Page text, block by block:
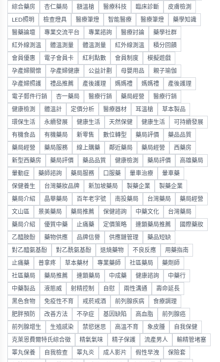
綜合藥房 杏仁藥局 額溫槍 醫療科技 臨床診斷 皮膚檢測
LED照明 檢查燈具 醫療筆燈 智能醫療 醫療筆燈 藥學知識
醫藥論壇 專業交流平台 專業諮詢 醫療討論 藥學社群
紅外線測溫 體溫測量 體溫測量 紅外線測溫 積分回饋
會員優惠 電子會員卡 紅利點數 會員制度 模擬遊戲
孕產婦關懷 孕產婦健康 公益計劃 母嬰用品 親子瑜伽
孕產婦照護 禮品推薦 產後護理 媽媽禮 媽媽禮 產後護理
電子郵件行銷 杏一藥局 醫療行銷 藥局經營 醫療行銷
健康檢測 體溫計 定價分析 醫療器材 耳溫槍 草本製品
環保生活 永續發展 健康生活 天然保健 健康生活 可持續發展
有機食品 有機藥局 新零售 數位轉型 藥局評價 藥品品質
藥局經營 藥局服務 線上購藥 鄰近藥局 藥局經營 西藥房
新型西藥房 藥局評價 藥品品質 健康檢測 藥局評價 高雄藥局
暈動症 藥師諮詢 藥局服務 口服藥 暈車治療 暈車藥
保健養生 台灣藥妝品牌 新加坡藥局 製藥企業 製藥企業
藥局介紹 晶華藥局 百年老字號 南投藥局 台灣藥局 藥局經營
文山區 景美藥局 藥局推薦 保健諮詢 中藥文化 台灣藥局
藥局介紹 優質中藥 止痛藥 定價策略 連鎖藥局推薦 國際藥妝
乙醯胺酚 藥物供應 品牌信譽 供應鏈管理 藥品短缺
對乙醯氨基酚 對乙酰氨基酚 退燒藥物 不良反應 用藥指南
止痛藥 普拿疼 草本藥材 專業藥師 社區藥局 藥劑師
社區藥局 藥局推薦 連鎖藥局 中成藥 健康諮詢 中藥行
中藥製品 液態威 射精控制 自慰 兩性溝通 壽命延長
黑色食物 免疫性不育 戒菸戒酒 前列腺疾病 食療調理
肥胖預防 改善方法 不孕症 基因缺陷 高血脂 前列腺癌
前列腺增生 生殖感染 禁慾迷思 高溫不育 象皮腫 自我保健
克萊恩費爾特氏綜合徵 精氣氣味 精子保護 流產男人 輸精管堵塞
睪丸保養 自我檢查 睪丸炎 成人影片 假性早洩 保險套